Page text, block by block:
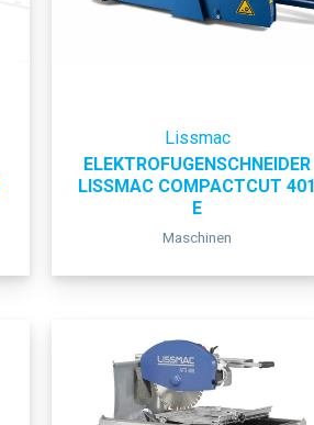
Lissmac
ELEKTROFUGENSCHNEIDER
LISSMAC COMPACTCUT 401
E
Maschinen